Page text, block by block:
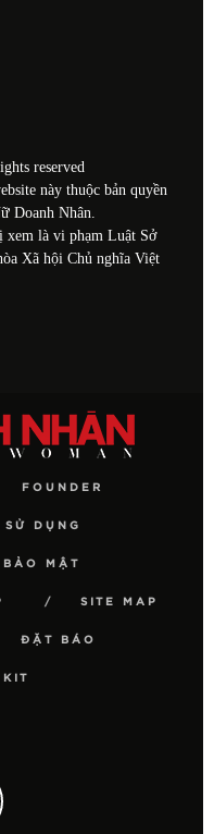
reserved
này thuộc bản quyền
Doanh Nhân.
xem là vi phạm Luật Sở
Xã hội Chủ nghĩa Việt
FOUNDER
DỤNG
MẬT
SITE MAP
ĐẶT BÁO